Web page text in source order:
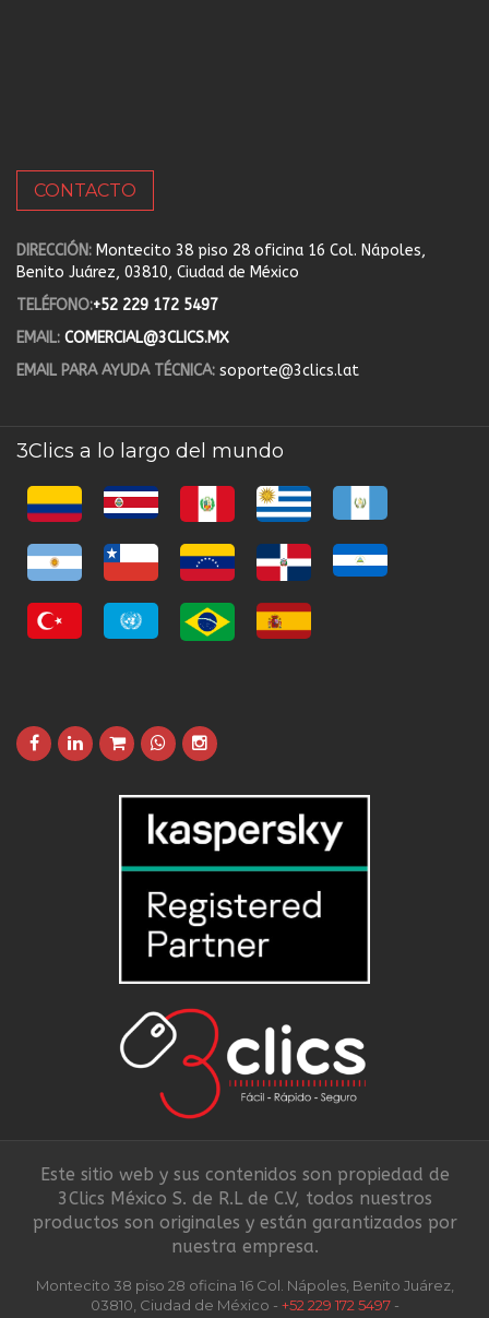
CONTACTO
DIRECCIÓN: Montecito 38 piso 28 oficina 16 Col. Nápoles,
Benito Juárez, 03810, Ciudad de México
TELÉFONO:+52 229 172 5497
EMAIL: COMERCIAL@3CLICS.MX
EMAIL PARA AYUDA TÉCNICA: soporte@3clics.lat
3Clics a lo largo del mundo
Este sitio web y sus contenidos son propiedad de
3Clics México S. de R.L de C.V, todos nuestros
productos son originales y están garantizados por
nuestra empresa.
Montecito 38 piso 28 oficina 16 Col. Nápoles, Benito Juárez,
03810, Ciudad de México - +52 229 172 5497-